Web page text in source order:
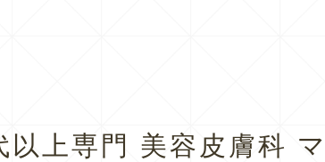
以上専門 美容皮膚科